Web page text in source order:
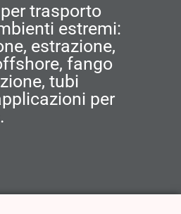
trasporto
estremi:
estrazione,
fango
tubi
per